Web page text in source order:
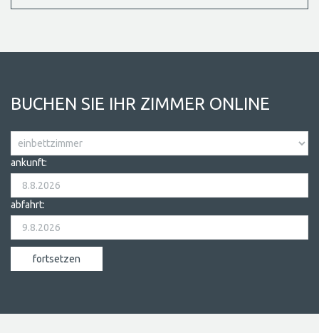
BUCHEN SIE IHR ZIMMER ONLINE
ankunft:
abfahrt: